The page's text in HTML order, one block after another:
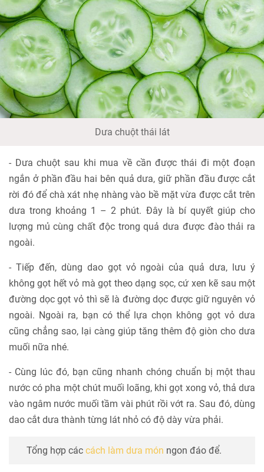
Dưa chuột thái lát
- Dưa chuột sau khi mua về cần được thái đi một đoạn
ngắn ở phần đầu hai bên quả dưa, giữ phần đầu được cắt
rời đó để chà xát nhẹ nhàng vào bề mặt vừa được cắt trên
dưa trong khoảng 1 – 2 phút. Đây là bí quyết giúp cho
lượng mủ cùng chất độc trong quả dưa được đào thải ra
ngoài.
- Tiếp đến, dùng dao gọt vỏ ngoài của quả dưa, lưu ý
không gọt hết vỏ mà gọt theo dạng sọc, cứ xen kẽ sau một
đường dọc gọt vỏ thì sẽ là đường dọc được giữ nguyên vỏ
ngoài. Ngoài ra, bạn có thể lựa chọn không gọt vỏ dưa
cũng chẳng sao, lại càng giúp tăng thêm độ giòn cho dưa
muối nữa nhé.
- Cùng lúc đó, bạn cũng nhanh chóng chuẩn bị một thau
nước có pha một chút muối loãng, khi gọt xong vỏ, thả dưa
vào ngâm nước muối tầm vài phút rồi vớt ra. Sau đó, dùng
dao cắt dưa thành từng lát nhỏ có độ dày vừa phải.
Tổng hợp các cách làm dưa món ngon đáo để.